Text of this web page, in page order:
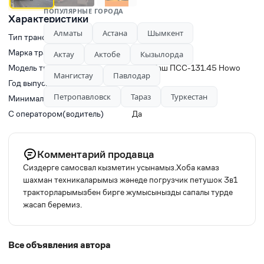
Характеристики
Тип транспорта
Самосвалы
Марка транспорта
HOWO
Модель транспорта
ГринМаш ПСС-131.45 Howo
Год выпуска
2016
Минимальное время заказа, ч
0
С оператором(водитель)
Да
Комментарий продавца
Сиздерге самосвал кызметин усынамыз.Хоба камаз
шахман техникаларымыз жәнеде погрузчик петушок 3в1
тракторларымызбен бирге жумысынызды сапалы турде
жасап беремиз.
Все объявления автора
ПОПУЛЯРНЫЕ ГОРОДА
Алматы Астана
Шымкент
Актау
Актобе
Кызылорда
Мангистау
Павлодар
Петропавловск
Тараз Туркестан